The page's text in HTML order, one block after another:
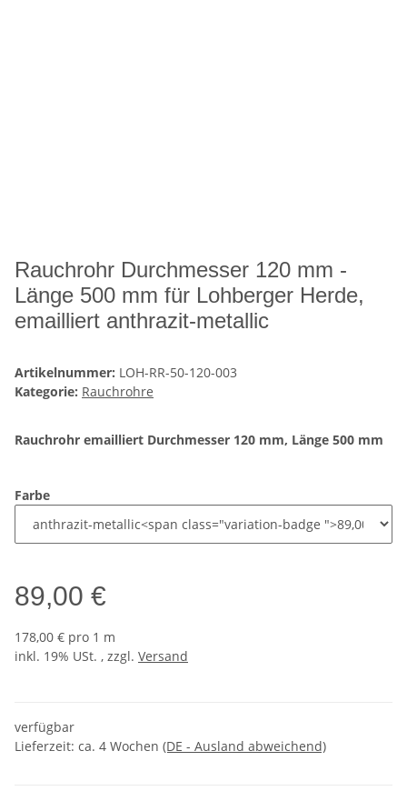
Rauchrohr Durchmesser 120 mm -
Länge 500 mm für Lohberger Herde,
emailliert anthrazit-metallic
Artikelnummer: LOH-RR-50-120-003
Kategorie: Rauchrohre
Rauchrohr emailliert Durchmesser 120 mm, Länge 500 mm
Farbe
89,00 €
178,00 € pro 1 m
inkl. 19% USt. , zzgl. Versand
verfügbar
Lieferzeit: ca. 4 Wochen (DE - Ausland abweichend)